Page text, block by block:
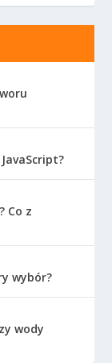
Co z
wybór?
wody